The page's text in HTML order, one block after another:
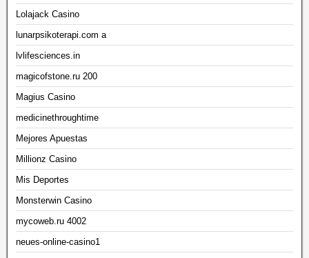
Lolajack Casino
lunarpsikoterapi.com a
lvlifesciences.in
magicofstone.ru 200
Magius Casino
medicinethroughtime
Mejores Apuestas
Millionz Casino
Mis Deportes
Monsterwin Casino
mycoweb.ru 4002
neues-online-casino1